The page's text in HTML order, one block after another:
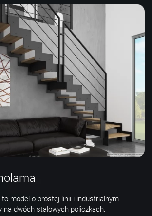
model o prostej linii i industrialnym
na dwóch stalowych policzkach.